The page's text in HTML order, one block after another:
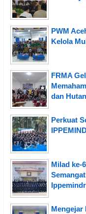
PWM
Kelola
FRMA
dan
Perkuat
Milad ke-
Mengejar